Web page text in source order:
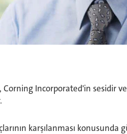
Corning Incorporated'in
karşılanması